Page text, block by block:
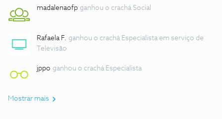
madalenaofp ganhou o crachá Social
Rafaela F. ganhou o crachá Especialista em serviço de
Televisão
jppo ganhou o crachá Especialista
Mostrar mais